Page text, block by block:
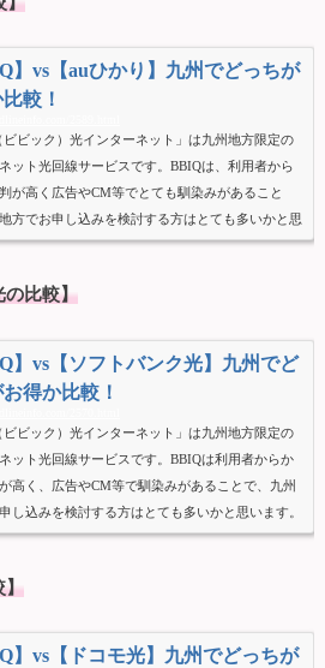
】vs【auひかり】九州でどっちが
較！
ビビック）光インターネット」は九州地方限定の
ット光回線サービスです。BBIQは、利用者から
が高く広告やCM等でとても馴染みがあること
方でお申し込みを検討する方はとても多いかと思
かしBBIQのサービスエリア外の方はもちろん他
がるauひかりですが、キャッシュバックキャンペ
。全国的にはとても人気のある光回線です。またB
の比較】
】vs【ソフトバンク光】九州でど
得か比較！
ビビック）光インターネット」は九州地方限定の
ット光回線サービスです。BBIQは利用者からか
高く、広告やCM等で馴染みがあることで、九州
し込みを検討する方はとても多いかと思います。
のサービスエリア内の方でも、他の光回線もご
ンク光」となります。ソフトバンク光はキャッシ
から全国的にはとても人気のある光回線です。また
】
】vs【ドコモ光】九州でどっちが